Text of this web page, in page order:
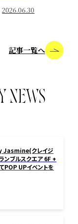
2026.06.30
記事一覧へ
Y NEWS
Jasmine(クレイジ
ンブルスクエア 6F +
POP UPイベントを